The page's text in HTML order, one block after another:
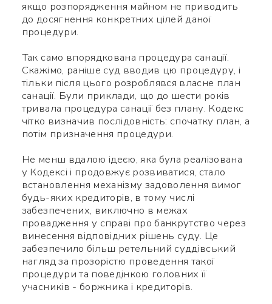
якщо розпорядження майном не приводить
до досягнення конкретних цілей даної
процедури.
Так само впорядкована процедура санації.
Скажімо, раніше суд вводив цю процедуру, і
тільки після цього розроблявся власне план
санації. Були приклади, що до шести років
тривала процедура санації без плану. Кодекс
чітко визначив послідовність: спочатку план, а
потім призначення процедури.
Не менш вдалою ідеєю, яка була реалізована
у Кодексі і продовжує розвиватися, стало
встановлення механізму задоволення вимог
будь-яких кредиторів, в тому числі
забезпечених, виключно в межах
провадження у справі про банкрутство через
винесення відповідних рішень суду. Це
забезпечило більш ретельний суддівський
нагляд за прозорістю проведення такої
процедури та поведінкою головних її
учасників - боржника і кредиторів.